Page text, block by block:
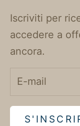
Iscriviti per
accedere a
ancora.